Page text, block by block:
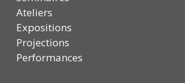
Ateliers
Expositions
Projections
Performances